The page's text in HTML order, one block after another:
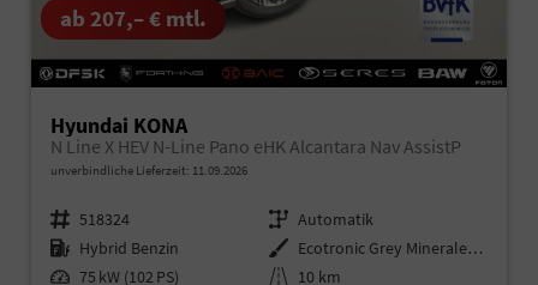
ab 207,– € mtl.
Hyundai KONA
N Line X HEV N-Line Pano eHK Alcantara Nav AssistP
unverbindliche Lieferzeit: 11.09.2026
Fahrzeugnr. 518324 Getriebe Automatik
Kraftstoff Hybrid Benzin Außenfarbe
Ecotronic Grey Mineraleffekt
Leistung 75 kW (102 PS) Kilometerstand 10 km